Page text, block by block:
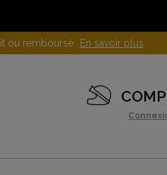
En savoir plus